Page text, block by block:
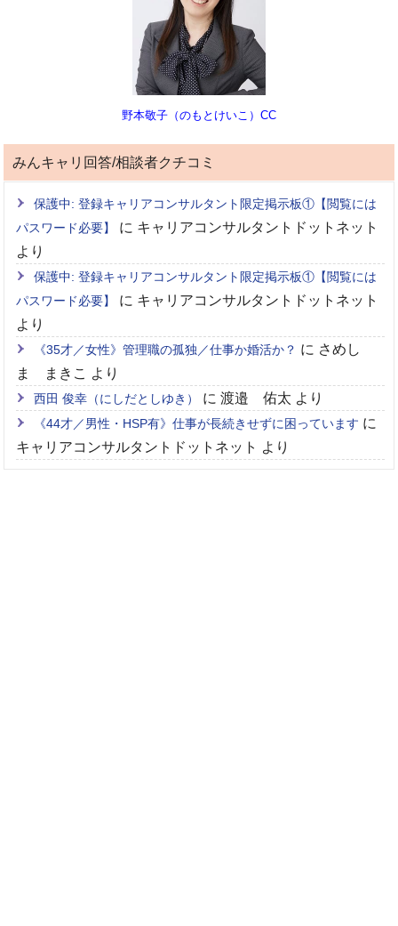
野本敬子（のもとけいこ）CC
みんキャリ回答/相談者クチコミ
保護中: 登録キャリアコンサルタント限定掲示板①【閲覧には
パスワード必要】
に キャリアコンサルタントドットネット
より
保護中: 登録キャリアコンサルタント限定掲示板①【閲覧には
パスワード必要】
に キャリアコンサルタントドットネット
より
《35才／女性》管理職の孤独／仕事か婚活か？ に さめし
ま まきこ より
西田 俊幸（にしだとしゆき） に渡邉 佑太 より
《44才／男性・HSP有》仕事が長続きせずに困っています に
キャリアコンサルタントドットネット より